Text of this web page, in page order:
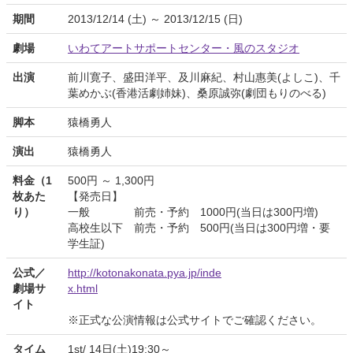
期間 2013/12/14 (土) ～ 2013/12/15 (日)
劇場 いわてアートサポートセンター・風のスタジオ
出演
前川寛子、盛田洋平、及川麻紀、村山惠美(よしこ)、千
葉めかぶ(香港活劇姉妹)、桑原誠弥(劇団もりのべる)
脚本 猿橋勇人
演出 猿橋勇人
料金（1
枚あた
り）
500円 ～ 1,300円
【発売日】
一般 前売・予約 1000円(当日は300円増)
高校生以下 前売・予約 500円(当日は300円増・要
学生証)
公式／
劇場サ
イト
http://kotonakonata.pya.jp/inde
x.html
※正式な公演情報は公式サイトでご確認ください。
タイム 1st/ 14日(土)19:30～